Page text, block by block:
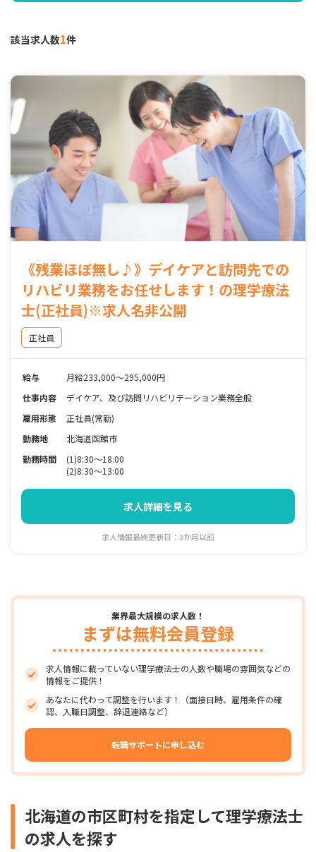
該当求人数1件
《残業ほぼ無し♪》デイケアと訪問先での
リハビリ業務をお任せします！の理学療法
士(正社員)※求人名非公開
正社員
給与
月給233,000～295,000円
仕事内容
デイケア、及び訪問リハビリテーション業務全般
雇用形態
正社員(常勤)
勤務地
北海道函館市
勤務時間
(1)8:30～18:00
(2)8:30～13:00
求人詳細を見る
求人情報最終更新日：3か月以前
業界最大規模の求人数！
まずは無料会員登録
求人情報に載っていない理学療法士の人数や職場の雰囲気などの
情報をご提供！
あなたに代わって調整を行います！（面接日時、雇用条件の確
認、入職日調整、辞退連絡など）
転職サポートに申し込む
北海道の市区町村を指定して理学療法士
の求人を探す